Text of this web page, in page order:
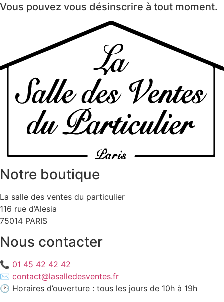
Vous pouvez vous désinscrire à tout moment.
Notre boutique
La salle des ventes du particulier
116 rue d’Alesia
75014 PARIS
Nous contacter
📞 01 45 42 42 42
✉️ contact@lasalledesventes.fr
🕐 Horaires d’ouverture : tous les jours de 10h à 19h